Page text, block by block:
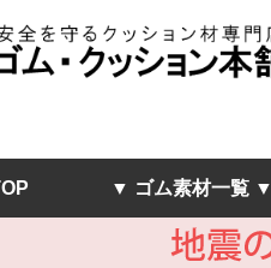
▼ ゴム素材一覧 ▼